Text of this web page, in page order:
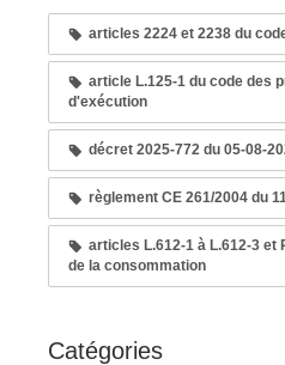
articles 2224 et 2238 du
article L.125-1 du code des
d'exécution
décret 2025-772 du 05-08-
règlement CE 261/2004 du
articles L.612-1 à L.612-3 et
de la consommation
Catégories